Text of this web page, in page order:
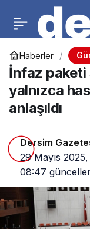
Haberler
İnfaz paketi
yalnızca
anlaşıldı
Dersim
29 Mayıs
08:47